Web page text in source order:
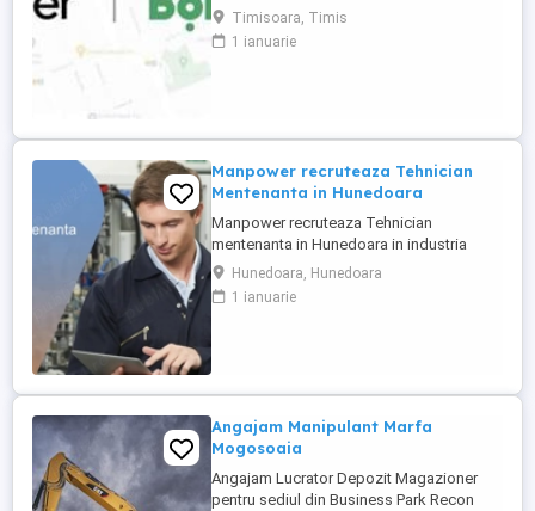
minim 2 ani - cazier judiciar curat -Masina
personala, mai noua de anul 2012 inclusiv,
in 4 usi. ( Pentru cine nu are masina
Timisoara, Timis
1 ianuarie
Manpower recruteaza Tehnician
Mentenanta in Hunedoara
Manpower recruteaza Tehnician
mentenanta in Hunedoara in industria
automotive. Responsabilitati principale: -
Analizarea si executarea lucrarilor de
reparatie, intretinere si revizie; - Verificarea
Hunedoara, Hunedoara
1 ianuarie
Angajam Manipulant Marfa
Mogosoaia
Angajam Lucrator Depozit Magazioner
pentru sediul din Business Park Recon